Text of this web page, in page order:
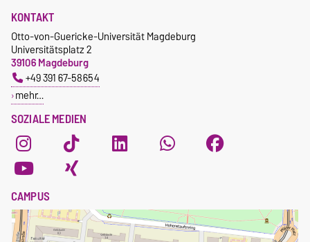
SOZIALE MEDIEN
KONTAKT
Otto-von-Guericke-Universität Magdeburg
Universitätsplatz 2
39106 Magdeburg
+49 391 67-58654
mehr…
CAMPUS